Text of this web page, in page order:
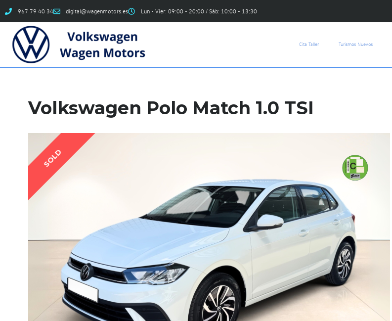
967 79 40 34 digital@wagenmotors.es Lun - Vier: 09:00 - 20:00 / Sáb: 10:00 - 13:30
Cita Taller Turismos Nuevos
Volkswagen Polo Match 1.0 TSI
SOLD